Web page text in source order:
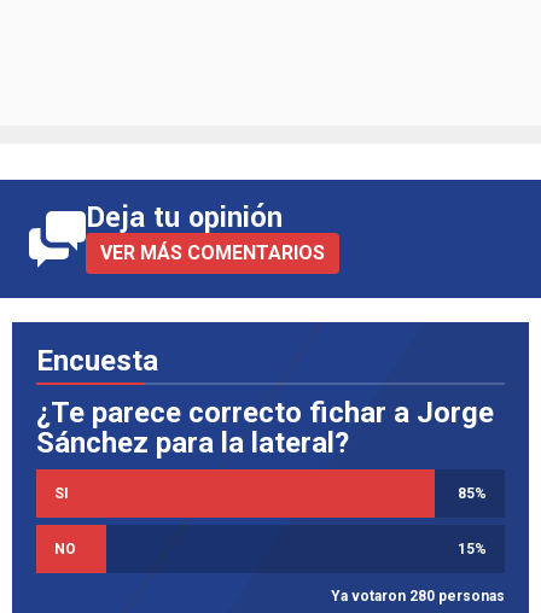
Deja tu opinión
VER MÁS COMENTARIOS
Encuesta
¿Te parece correcto fichar a Jorge
Sánchez para la lateral?
SI 85%
NO 15%
Ya votaron 280 personas